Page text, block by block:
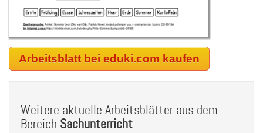
Arbeitsblatt bei eduki.com kaufen
Weitere aktuelle Arbeitsblätter aus dem
Bereich Sachunterricht: